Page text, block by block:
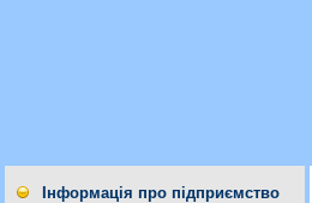
Інформація про підприємство